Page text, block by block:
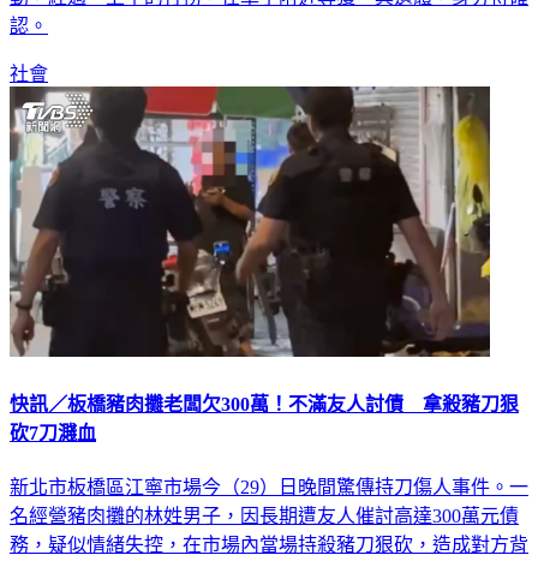
動，經過一上午的打撈，在車子附近尋獲一具遺體，身分待確
社會
快訊／板橋豬肉攤老闆欠300萬！不滿友人討債 拿殺豬刀狠
新北市板橋區江寧市場今（29）日晚間驚傳持刀傷人事件。一
名經營豬肉攤的林姓男子，因長期遭友人催討高達300萬元債